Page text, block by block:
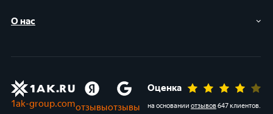
О нас
1ak-group.comотзывыотзывы
Оценка
на основании отзывов647 клиентов.